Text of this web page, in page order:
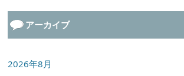
アーカイブ
2026年8月